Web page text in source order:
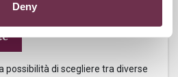
Deny
possibilità di scegliere tra diverse